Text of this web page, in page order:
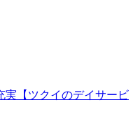
実【ツクイのデイサービ